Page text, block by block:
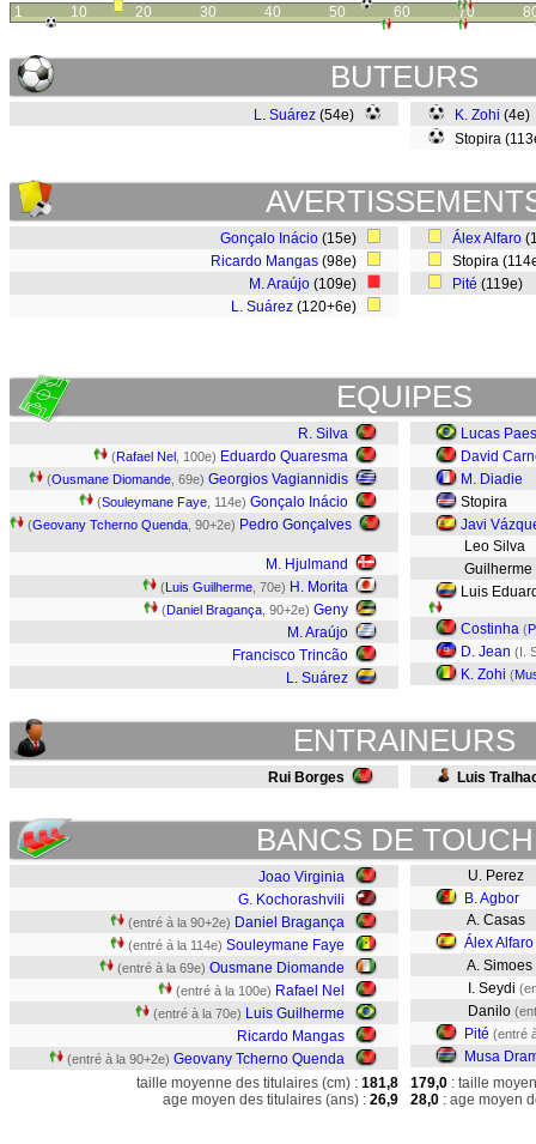
1 10 20 30 40 50 60 70
BUTEURS
L. Suárez (54e) K. Zohi (4e)
Stopira
Gonçalo Inácio (15e)
Ricardo Mangas (98e)
M. Araújo (109e)
L. Suárez (120+6e)
Álex Alfaro
Stopira
Pité (119e)
EQUIPES
R. Silva
(Rafael Nel , 100e) Eduardo Quaresma
(Ousmane Diomande , 69e) Georgios Vagiannidis
(Souleymane Faye , 114e) Gonçalo Inácio
(Geovany Tcherno Quenda , 90+2e) Pedro Gonçalves
M. Hjulmand
(Luis Guilherme , 70e) H. Morita
(Daniel Bragança , 90+2e) Geny
M. Araújo
Francisco Trincão
L. Suárez
Lucas Paes
David
M. Diadie
Stopira
Javi
Leo Silva
Luis
Costinha (
D. Jean (I.
K. Zohi (
ENTRAINEURS
Rui Borges Luis
BANCS DE
Joao Virginia
G. Kochorashvili
(entré à la 90+2e) Daniel Bragança
(entré à la 114e) Souleymane Faye
(entré à la 69e) Ousmane Diomande
(entré à la 100e) Rafael Nel
(entré à la 70e) Luis Guilherme
Ricardo Mangas
(entré à la 90+2e) Geovany Tcherno Quenda
U. Perez
B. Agbor
A. Casas
Álex Alfaro
A. Simoes
I. Seydi
Danilo
Pité (entré
Musa
taille moyenne des titulaires (cm) : 181,8
age moyen des titulaires (ans) : 26,9
179,0 : taille
28,0 : age moyen